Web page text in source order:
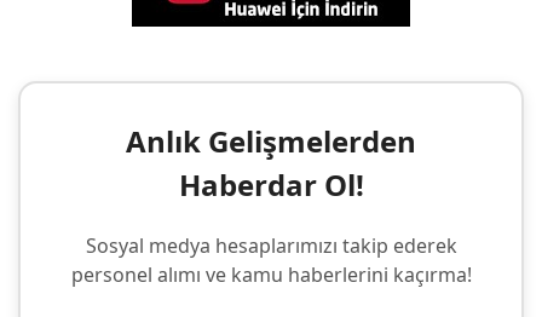
Anlık Gelişmelerden
Haberdar Ol!
Sosyal medya hesaplarımızı takip ederek
personel alımı ve kamu haberlerini kaçırma!